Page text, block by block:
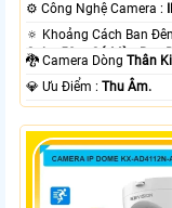
⚙ Công Nghệ Camera :
Color 50m Có Màu Ban
🐉️ Camera DòngThân
️💎 Ưu Điểm :Thu Âm.